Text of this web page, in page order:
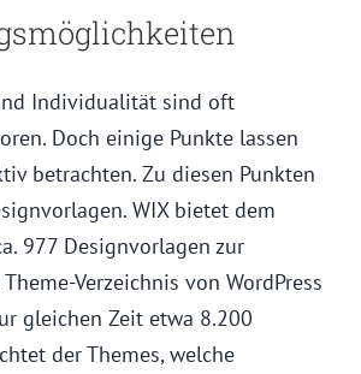
Individualität sind oft
Doch einige Punkte lassen
betrachten. Zu diesen Punkten
WIX bietet dem
977 Designvorlagen zur
Verzeichnis von WordPress
gleichen Zeit etwa 8.200
der Themes, welche